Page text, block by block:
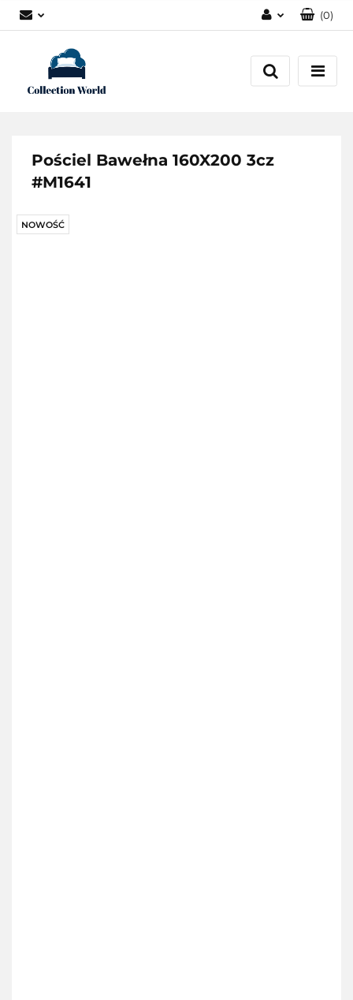
Zarejestruj się
(0)
Pościel Bawełna 160X200 3cz
#M1641
NOWOŚĆ